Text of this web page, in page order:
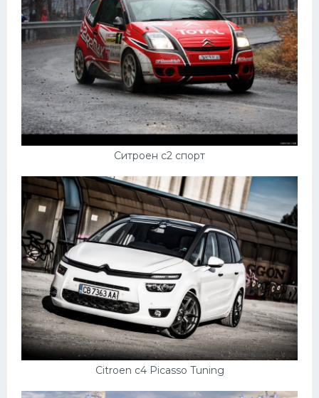
Ситроен с2 спорт
Citroen c4 Picasso Tuning